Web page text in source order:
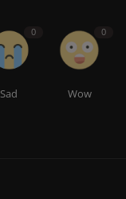
0
Sad
0
Wow